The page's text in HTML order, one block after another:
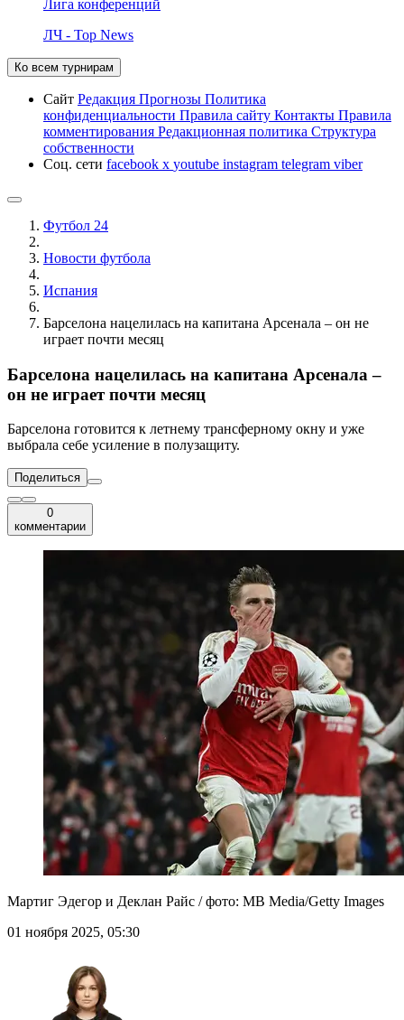
Лига конференций
ЛЧ - Top News
Ко всем турнирам
Сайт Редакция Прогнозы Политика
конфиденциальности Правила сайту Контакты Правила
комментирования Редакционная политика Структура
собственности
Соц. сети facebook x youtube instagram telegram viber
Футбол 24
Новости футбола
Испания
Барселона нацелилась на капитана Арсенала – он не
играет почти месяц
Барселона нацелилась на капитана Арсенала –
он не играет почти месяц
Барселона готовится к летнему трансферному окну и уже
выбрала себе усиление в полузащиту.
Поделиться
0
комментарии
Мартиг Эдегор и Деклан Райс / фото: MB Media/Getty Images
01 ноября 2025, 05:30